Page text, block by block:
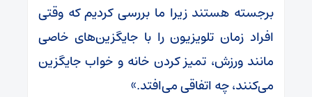
برجسته هستند زیرا ما بررسی کردیم که وقتی
افراد زمان تلویزیون را با جایگزین‌های خاصی
مانند ورزش، تمیز کردن خانه و خواب جایگزین
می‌کنند، چه اتفاقی می‌افتد.»